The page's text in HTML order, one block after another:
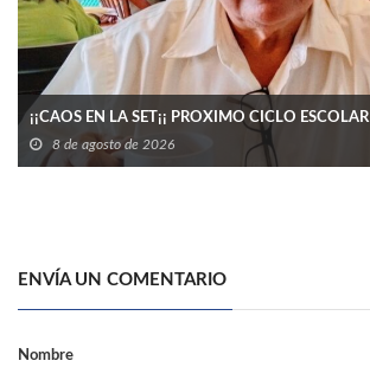
¡¡CAOS EN LA SET¡¡ PROXIMO CICLO ESCOLAR
8 de agosto de 2026
ENVÍA UN COMENTARIO
Nombre